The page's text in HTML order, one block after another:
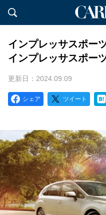
インプレッサスポー
インプレッサスポー
更新日：2024.09.09
シェア ツイート